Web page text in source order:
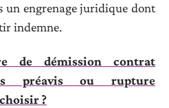
un engrenage juridique dont
indemne.
de démission contrat
préavis ou rupture
?